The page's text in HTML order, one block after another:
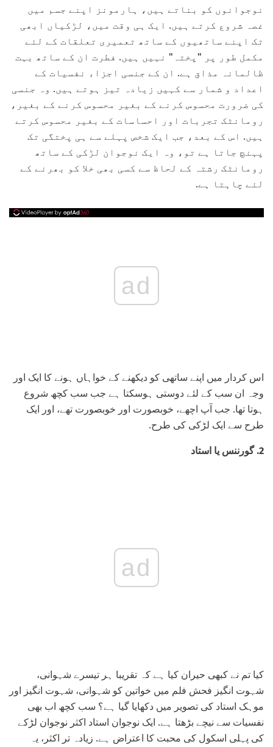
نوجوانوں کو بناتے ہیں، ہارمونز اپنے جسم میں
غصہ شروع کرتے ہیں. ایک ہی وقت میں، لڑکیاں ابھی
تک اپنے ساتھیوں کے ساتھ تعمیری تعلقات کے لئے
مکمل طور پر "پختہ" نہیں ہیں. فطرت ان کے ساتھ بہت
ظالمانہ مذاق ہے. ان کے جنسی اجزاء نفسیات کے
اعداد و شمار سے کہیں زیادہ تیز ہوتے ہیں. وہ جنسی
کی ضرورت محسوس کرنے کے بغیر محسوس کرنے کے بغیر،
رومانٹک تجربات اور احساسات کے بغیر محسوس کرتے
ہیں. اس کے بعد، جب ایک شخص پہلے سے ہی پختگی تک
پہنچ جاتا ہے تو، وہ ایک نوجوان لڑکی کے ساتھ
رومانٹک رشتہ کے لحاظ سے کسی بھی خلا کو بھرنے کے
لئے چاہتا ہے.
ad
اس کردار میں اپنے ساتھی کو دیکھنے کے خواہاں ہونے کا ایک اور
وجہ ان سب کے لئے دوستی ہوسکتا ہے جب سب کچھ شروع
ہوتا تھا. جب آپ اچھے، خوبصورت اور خوبصورت تھے، اور ایک
طرح سے ایک لڑکی کی طرح.
2. گورننس یا استاد
ad
کیا تم نے کبھی حیران کیا ہے کہ تقریبا ہر تیسرے شہوانی،
شہوت انگیز فحش فلم میں خواتین کو شہوانی، شہوت انگیز اور
موہک استاد کی تصویر میں دکھایا گیا ہے؟ سب کچھ اب بھی
نفسیات سے نیچے بڑھتا ہے. ایک نوجوان استاد اکثر نوجوان لڑکے
کی پہلی اسکول کی محبت کا اعتراض ہے. زیادہ تر اکثر، یہ